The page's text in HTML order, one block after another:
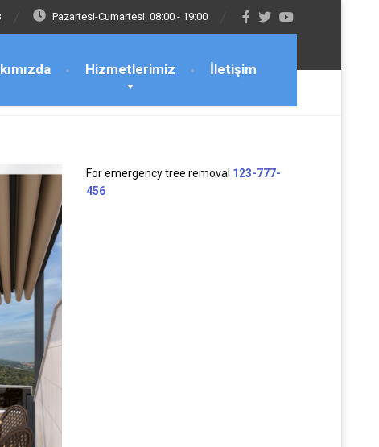
Pazartesi-Cumartesi: 08:00 - 19:00
Hizmetlerimiz İletişim
For emergency tree removal 123-777-
456